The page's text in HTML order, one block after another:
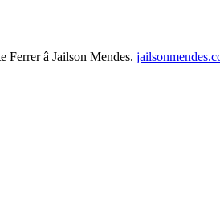
â Jailson Mendes.